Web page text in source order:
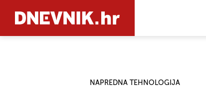
NAPREDNA TEHNOLOGIJA